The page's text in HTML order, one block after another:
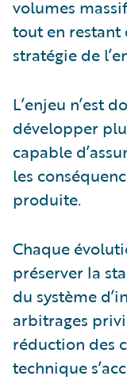
volumes
tout en restant
stratégie de
L’enjeu n’est
développer
capable
les
produite.
Chaque
préserver la
du système
arbitrages
réduction des
technique